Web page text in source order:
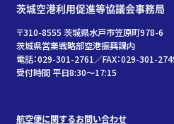
茨城空港利用促進等協議会事務局
〒310-8555 茨城県水戸市笠原町978-6
茨城県営業戦略部空港振興課内
電話：029-301-2761／FAX：029-301-
受付時間 平日8:30～17:15
航空便に関するお問い合わせ